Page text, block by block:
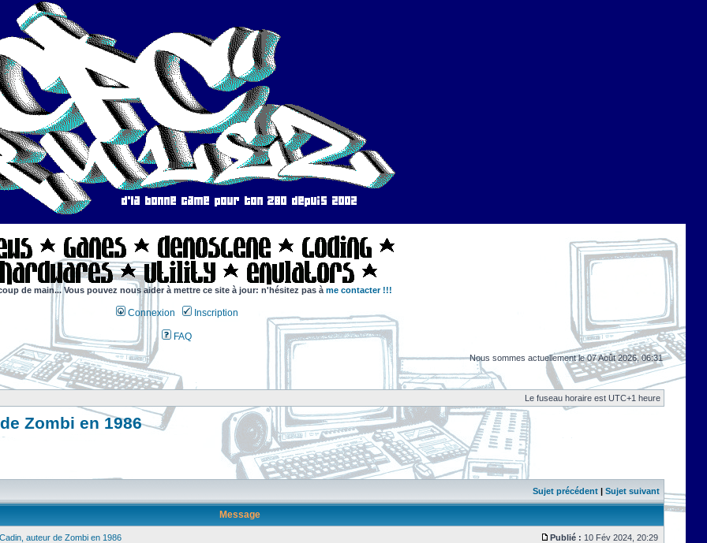
de main... Vous pouvez nous aider à mettre ce site à jour: n'hésitez pas à me contacter !!!
Connexion Inscription
FAQ
Nous sommes actuellement le 07 Août 2026, 06:31
Le fuseau horaire est UTC+1 heure
Zombi en 1986
Sujet précédent | Sujet suivant
Message
auteur de Zombi en 1986 Publié : 10 Fév 2024, 20:29